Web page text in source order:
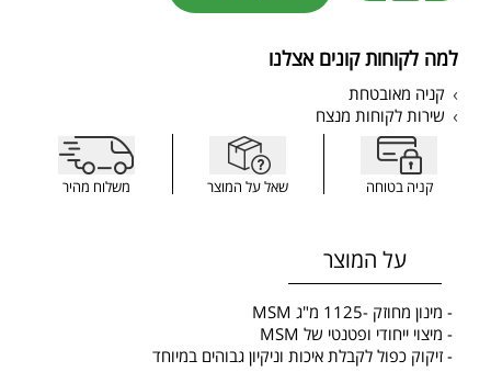
למה לקוחות קונים אצלנו
קניה מאובטחת
שירות לקוחות מנצח
קניה בטוחה שאל על המוצר משלוח מהיר
על המוצר
- מינון מחוזק -1125 מ"ג MSM
- מיצוי ייחודי ופטנטי של MSM
- זיקוק כפול לקבלת איכות וניקיון גבוהים במיוחד